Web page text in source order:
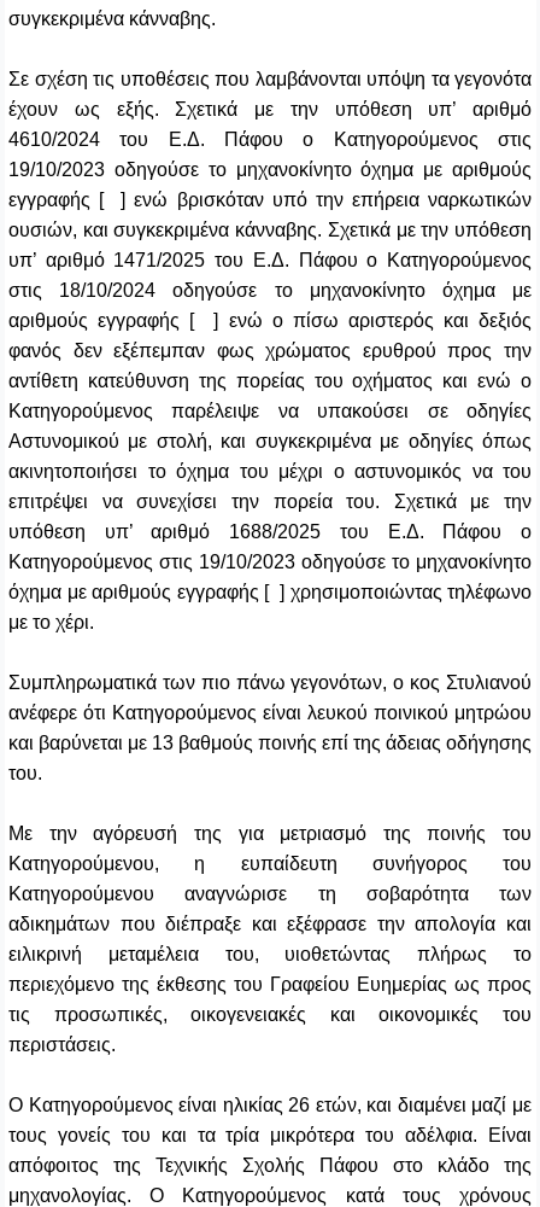
συγκεκριμένα κάνναβης.
Σε σχέση τις υποθέσεις που λαμβάνονται υπόψη τα γεγονότα
έχουν ως εξής. Σχετικά με την υπόθεση υπ’ αριθμό
4610/2024 του Ε.Δ. Πάφου ο Κατηγορούμενος στις
19/10/2023 οδηγούσε το μηχανοκίνητο όχημα με αριθμούς
εγγραφής [ ] ενώ βρισκόταν υπό την επήρεια ναρκωτικών
ουσιών, και συγκεκριμένα κάνναβης. Σχετικά με την υπόθεση
υπ’ αριθμό 1471/2025 του Ε.Δ. Πάφου ο Κατηγορούμενος
στις 18/10/2024 οδηγούσε το μηχανοκίνητο όχημα με
αριθμούς εγγραφής [ ] ενώ ο πίσω αριστερός και δεξιός
φανός δεν εξέπεμπαν φως χρώματος ερυθρού προς την
αντίθετη κατεύθυνση της πορείας του οχήματος και ενώ ο
Κατηγορούμενος παρέλειψε να υπακούσει σε οδηγίες
Αστυνομικού με στολή, και συγκεκριμένα με οδηγίες όπως
ακινητοποιήσει το όχημα του μέχρι ο αστυνομικός να του
επιτρέψει να συνεχίσει την πορεία του. Σχετικά με την
υπόθεση υπ’ αριθμό 1688/2025 του Ε.Δ. Πάφου ο
Κατηγορούμενος στις 19/10/2023 οδηγούσε το μηχανοκίνητο
όχημα με αριθμούς εγγραφής [ ] χρησιμοποιώντας τηλέφωνο
με το χέρι.
Συμπληρωματικά των πιο πάνω γεγονότων, ο κος Στυλιανού
ανέφερε ότι Kατηγορούμενος είναι λευκού ποινικού μητρώου
και βαρύνεται με 13 βαθμούς ποινής επί της άδειας οδήγησης
του.
Με την αγόρευσή της για μετριασμό της ποινής του
Κατηγορούμενου, η ευπαίδευτη συνήγορος του
Κατηγορούμενου αναγνώρισε τη σοβαρότητα των
αδικημάτων που διέπραξε και εξέφρασε την απολογία και
ειλικρινή μεταμέλεια του, υιοθετώντας πλήρως το
περιεχόμενο της έκθεσης του Γραφείου Ευημερίας ως προς
τις προσωπικές, οικογενειακές και οικονομικές του
περιστάσεις.
Ο Κατηγορούμενος είναι ηλικίας 26 ετών, και διαμένει μαζί με
τους γονείς του και τα τρία μικρότερα του αδέλφια. Είναι
απόφοιτος της Τεχνικής Σχολής Πάφου στο κλάδο της
μηχανολογίας. Ο Κατηγορούμενος κατά τους χρόνους